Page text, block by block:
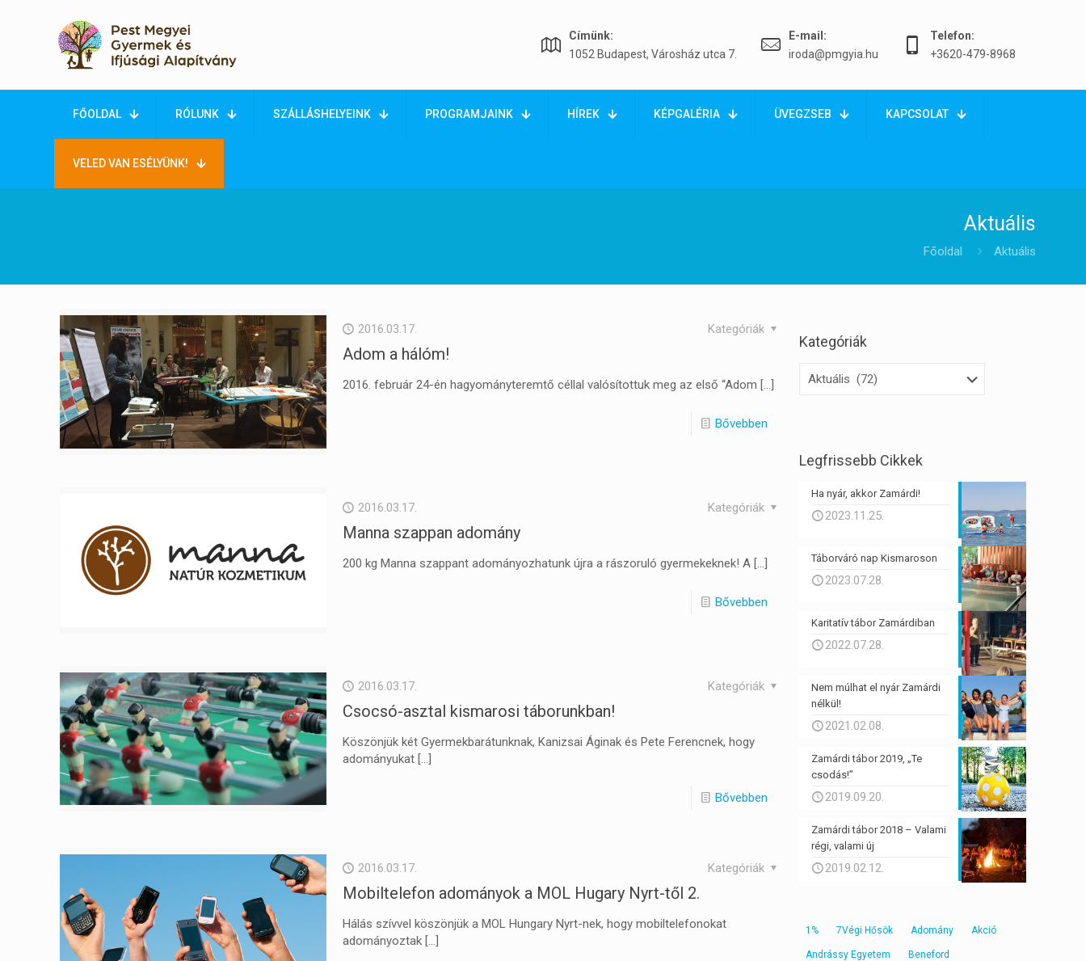
Címünk:
1052 Budapest, Városház utca 7.
E-mail:
iroda@pmgyia.hu
Telefon:
+3620-479-8968
FŐOLDAL RÓLUNK SZÁLLÁSHELYEINK PROGRAMJAINK HÍREK KÉPGALÉRIA ÜVEGZSEB KAPCSOLAT
VELED VAN ESÉLYÜNK!
Aktuális
Főoldal Aktuális
2016.03.17. Kategóriák
Adom a hálóm!
2016. február 24-én hagyományteremtő céllal valósítottuk meg az első “Adom […]
Bővebben
2016.03.17. Kategóriák
Manna szappan adomány
200 kg Manna szappant adományozhatunk újra a rászoruló gyermekeknek! A[…]
Bővebben
2016.03.17. Kategóriák
Csocsó-asztal kismarosi táborunkban!
Köszönjük két Gyermekbarátunknak, Kanizsai Áginak és Pete Ferencnek, hogy
adományukat[…]
Bővebben
2016.03.17. Kategóriák
Mobiltelefon adományok a MOL Hugary Nyrt-től 2.
Hálás szívvel köszönjük a MOL Hungary Nyrt-nek, hogy mobiltelefonokat
adományoztak[…]
Kategóriák
Kategóriák
Legfrissebb Cikkek
Ha nyár, akkor Zamárdi!
2023.11.25.
Táborváró nap Kismaroson
2023.07.28.
Karitatív tábor Zamárdiban
2022.07.28.
Nem múlhat el nyár Zamárdi
nélkül!
2021.02.08.
Zamárdi tábor 2019, „Te
csodás!”
2019.09.20.
Zamárdi tábor 2018 – Valami
régi, valami új
2019.02.12.
1% 7Végi Hősök Adomány Akció
Andrássy Egyetem Beneford